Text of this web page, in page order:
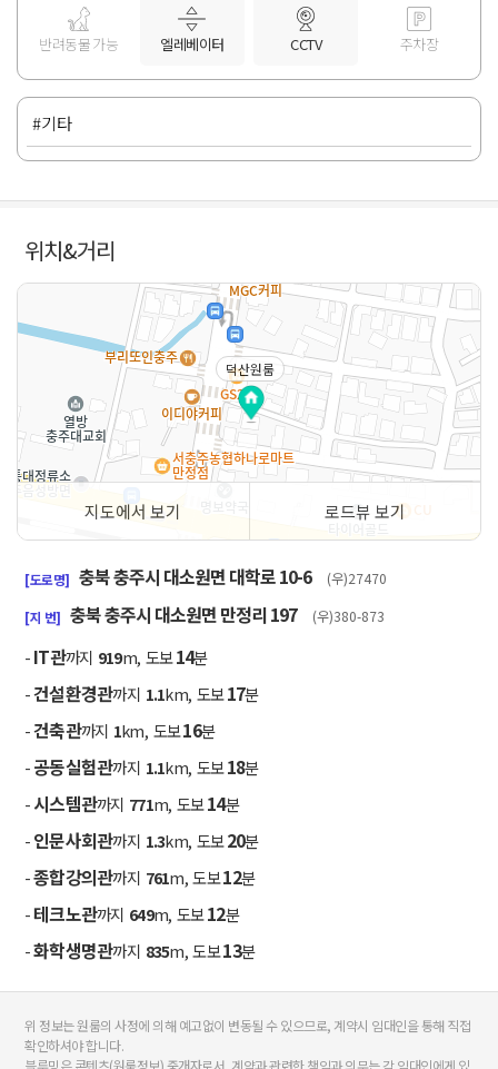
반려동물 가능 엘레베이터 CCTV 주차장
#기타
위치&거리
덕산원룸
지도에서 보기 로드뷰 보기
[도로명] 충북 충주시 대소원면 대학로 10-6 (우)27470
[지 번] 충북 충주시 대소원면 만정리 197 (우)380-873
-IT관까지 919m, 도보14분
-건설환경관까지 1.1km, 도보17분
-건축관까지 1km, 도보16분
-공동실험관까지 1.1km, 도보18분
-시스템관까지 771m, 도보14분
-인문사회관까지 1.3km, 도보20분
-종합강의관까지 761m, 도보12분
-테크노관까지 649m, 도보12분
-화학생명관까지 835m, 도보13분
위 정보는 원룸의 사정에 의해 예고없이 변동될 수 있으므로, 계약시 임대인을 통해 직접
확인하셔야 합니다.